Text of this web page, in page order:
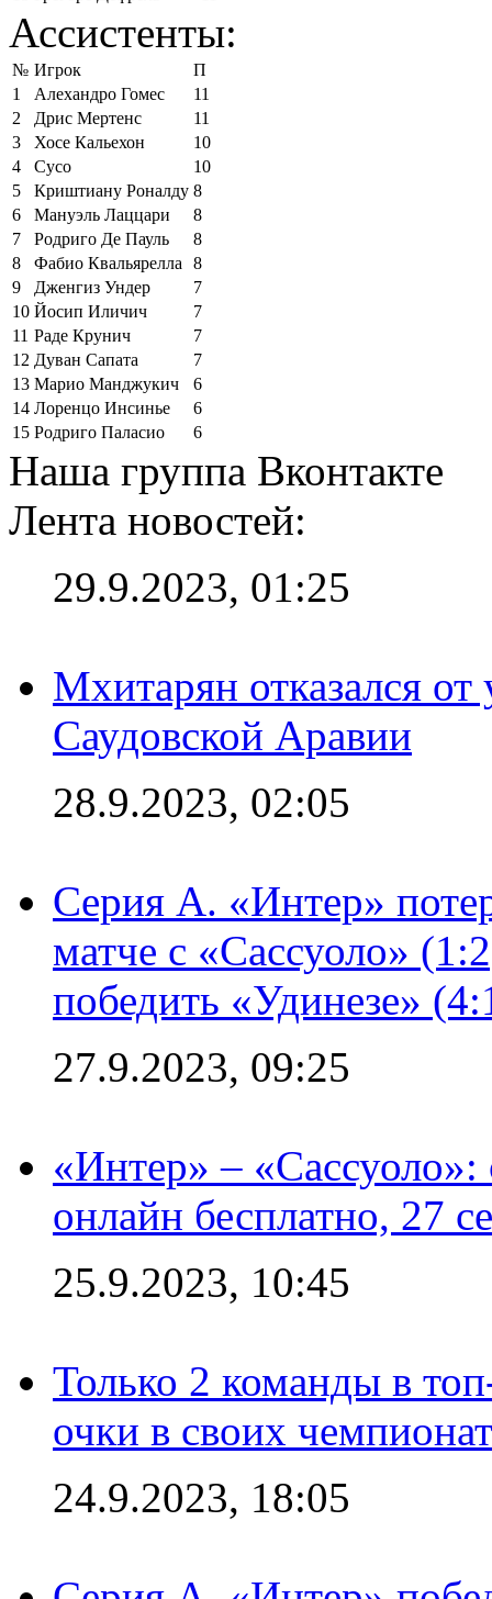
Ассистенты:
№ Игрок
П
1
Алехандро Гомес
11
2
Дрис Мертенс
11
3
Хосе Кальехон
10
4
Сусо
10
5
Криштиану Роналду 8
6
Мануэль Лаццари
8
7
Родриго Де Пауль
8
8
Фабио Квальярелла
8
9
Дженгиз Ундер
7
10 Йосип Иличич
7
11 Раде Крунич
7
12 Дуван Сапата
7
13 Марио Манджукич
6
14 Лоренцо Инсинье
6
15 Родриго Паласио 6
Наша группа Вконтакте
Лента новостей:
29.9.2023, 01:25
Мхитарян отказался от
Саудовской Аравии
28.9.2023, 02:05
Серия А. «Интер»
матче с «Сассуоло»
победить «Удинезе»
27.9.2023, 09:25
«Интер» –
онлайн бесплатно, 27
25.9.2023, 10:45
Только 2 команды в
очки в своих
24.9.2023, 18:05